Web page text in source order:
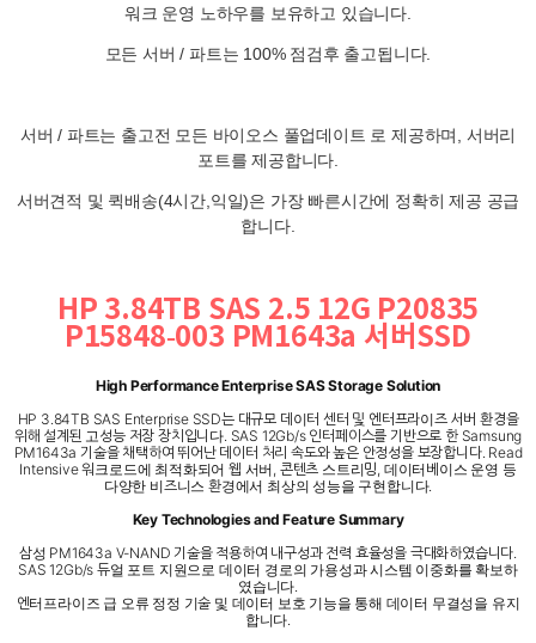
워크 운영 노하우를 보유하고 있습니다.
모든 서버 / 파트는 100% 점검후 출고됩니다.
서버 / 파트는 출고전 모든 바이오스 풀업데이트 로 제공하며, 서버리
포트를 제공합니다.
서버견적 및 퀵배송(4시간,익일)은 가장 빠른시간에 정확히 제공 공급
합니다.
HP 3.84TB SAS 2.5 12G P20835
P15848-003 PM1643a 서버SSD
High Performance Enterprise SAS Storage Solution
HP 3.84TB SAS Enterprise SSD는 대규모 데이터 센터 및 엔터프라이즈 서버 환경을
위해 설계된 고성능 저장 장치입니다. SAS 12Gb/s 인터페이스를 기반으로 한 Samsung
PM1643a 기술을 채택하여 뛰어난 데이터 처리 속도와 높은 안정성을 보장합니다. Read
Intensive 워크로드에 최적화되어 웹 서버, 콘텐츠 스트리밍, 데이터베이스 운영 등
다양한 비즈니스 환경에서 최상의 성능을 구현합니다.
Key Technologies and Feature Summary
삼성 PM1643a V-NAND 기술을 적용하여 내구성과 전력 효율성을 극대화하였습니다.
SAS 12Gb/s 듀얼 포트 지원으로 데이터 경로의 가용성과 시스템 이중화를 확보하
였습니다.
엔터프라이즈 급 오류 정정 기술 및 데이터 보호 기능을 통해 데이터 무결성을 유지
합니다.